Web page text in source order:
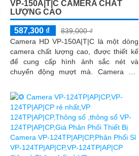
VP-150A|T|C CAMERA CHẤT
LƯỢNG CAO
587,300 ₫
839,000 ₫
Camera HD VP-150A|T|C là một dòng
camera chất lượng cao, được thiết kế
để cung cấp hình ảnh sắc nét và
chuyển động mượt mà. Camera HD
khả...